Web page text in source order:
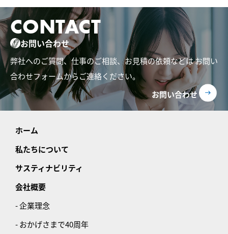
CONTACT
お問い合わせ
弊社へのご質問、仕事のご相談、お見積の依頼などはお問い
合わせフォームからご連絡ください。
お問い合わせ
ホーム
私たちについて
サスティナビリティ
会社概要
- 企業理念
- おかげさまで40周年